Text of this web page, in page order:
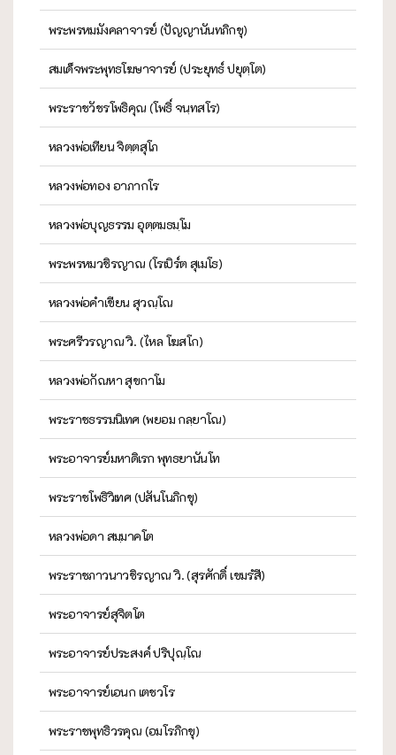
พระพรหมมังคลาจารย์ (ปัญญานันทภิกขุ)
สมเด็จพระพุทธโฆษาจารย์ (ประยุทธ์ ปยุตฺโต)
พระราชวัชรโพธิคุณ (โพธิ์ จนฺทสโร)
หลวงพ่อเทียน จิตฺตสุโภ
หลวงพ่อทอง อาภากโร
หลวงพ่อบุญธรรม อุตฺตมธมฺโม
พระพรหมวชิรญาณ (โรเบิร์ต สุเมโธ)
หลวงพ่อคำเขียน สุวณฺโณ
พระศรีวรญาณ วิ. (ไหล โฆสโก)
หลวงพ่อกัณหา สุขกาโม
พระราชธรรมนิเทศ (พยอม กลฺยาโณ)
พระอาจารย์มหาดิเรก พุทธยานันโท
พระราชโพธิวิเทศ (ปสันโนภิกขุ)
หลวงพ่อดา สมฺมาคโต
พระราชภาวนาวชิรญาณ วิ. (สุรศักดิ์ เขมรํสี)
พระอาจารย์สุจิตโต
พระอาจารย์ประสงค์ ปริปุณฺโณ
พระอาจารย์เอนก เตชวโร
พระราชพุทธิวรคุณ (อมโรภิกขุ)